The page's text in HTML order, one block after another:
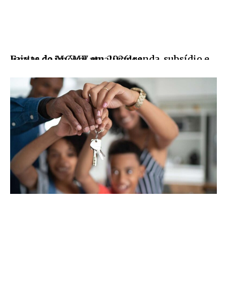
Faixas do MCMV em 2026: renda, subsídio e limite de imóvel atualizados